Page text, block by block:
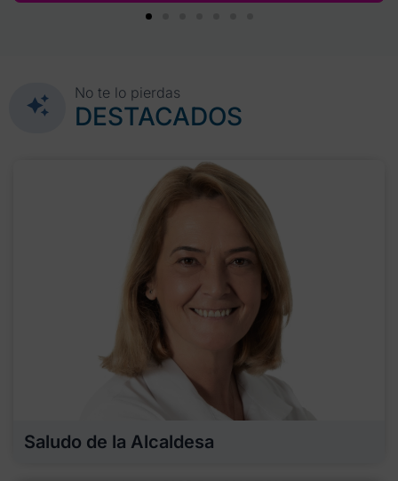
No te lo pierdas
DESTACADOS
Saludo de la Alcaldesa